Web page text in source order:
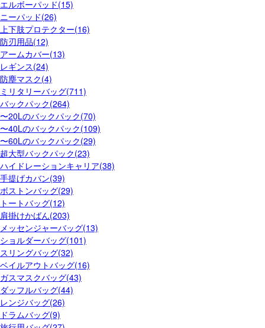
エルボーパッド(15)
ニーパッド(26)
上下肢プロテクター(16)
防刃用品(12)
アームカバー(13)
レギンス(24)
防塵マスク(4)
ミリタリーバッグ(711)
バックパック(264)
〜20Lのバックパック(70)
〜40Lのバックパック(109)
〜60Lのバックパック(29)
超大型バックパック(23)
ハイドレーションキャリア(38)
手提げカバン(39)
ボストンバッグ(29)
トートバッグ(12)
肩掛けかばん(203)
メッセンジャーバッグ(13)
ショルダーバッグ(101)
スリングバッグ(32)
ベイルアウトバッグ(16)
ガスマスクバッグ(43)
ダッフルバッグ(44)
レンジバッグ(26)
ドラムバッグ(9)